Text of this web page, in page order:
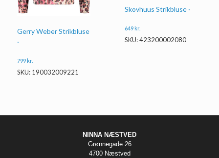
Gerry Weber Strikbluse
·
799 kr.
SKU: 190032009221
Skovhuus Strikbluse ·
649 kr.
SKU: 423200002080
NINNA NÆSTVED
Grønnegade 26
4700 Næstved